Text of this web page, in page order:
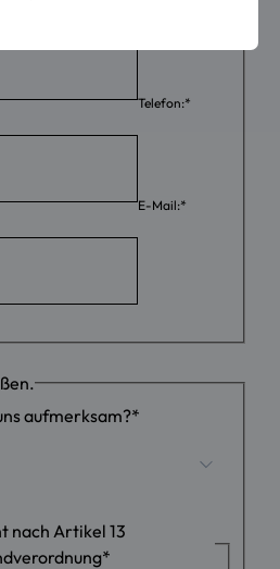
Telefon:*
E-Mail:*
aufmerksam?*
nach Artikel 13
*